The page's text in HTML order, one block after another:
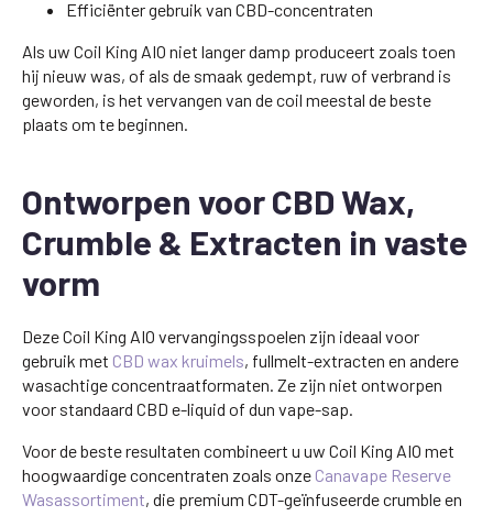
Efficiënter gebruik van CBD-concentraten
Als uw Coil King AIO niet langer damp produceert zoals toen
hij nieuw was, of als de smaak gedempt, ruw of verbrand is
geworden, is het vervangen van de coil meestal de beste
plaats om te beginnen.
Ontworpen voor CBD Wax,
Crumble & Extracten in vaste
vorm
Deze Coil King AIO vervangingsspoelen zijn ideaal voor
gebruik met CBD wax kruimels, fullmelt-extracten en andere
wasachtige concentraatformaten. Ze zijn niet ontworpen
voor standaard CBD e-liquid of dun vape-sap.
Voor de beste resultaten combineert u uw Coil King AIO met
hoogwaardige concentraten zoals onze Canavape Reserve
Wasassortiment, die premium CDT-geïnfuseerde crumble en